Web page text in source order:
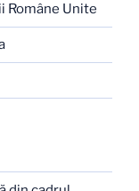
Române Unite